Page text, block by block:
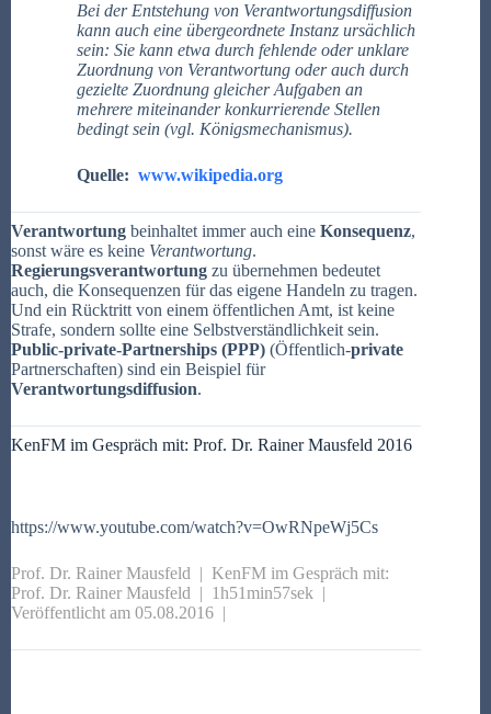
Bei der Entstehung von Verantwortungsdiffusion
kann auch eine übergeordnete Instanz ursächlich
sein: Sie kann etwa durch fehlende oder unklare
Zuordnung von Verantwortung oder auch durch
gezielte Zuordnung gleicher Aufgaben an
mehrere miteinander konkurrierende Stellen
bedingt sein (vgl. Königsmechanismus).
Quelle: www.wikipedia.org
Verantwortung beinhaltet immer auch eine Konsequenz,
sonst wäre es keine Verantwortung.
Regierungsverantwortung zu übernehmen bedeutet
auch, die Konsequenzen für das eigene Handeln zu tragen.
Und ein Rücktritt von einem öffentlichen Amt, ist keine
Strafe, sondern sollte eine Selbstverständlichkeit sein.
Public-private-Partnerships (PPP) (Öffentlich-private
Partnerschaften) sind ein Beispiel für
Verantwortungsdiffusion.
KenFM im Gespräch mit: Prof. Dr. Rainer Mausfeld 2016
https://www.youtube.com/watch?v=OwRNpeWj5Cs
Prof. Dr. Rainer Mausfeld | KenFM im Gespräch mit:
Prof. Dr. Rainer Mausfeld | 1h51min57sek |
Veröffentlicht am 05.08.2016 |